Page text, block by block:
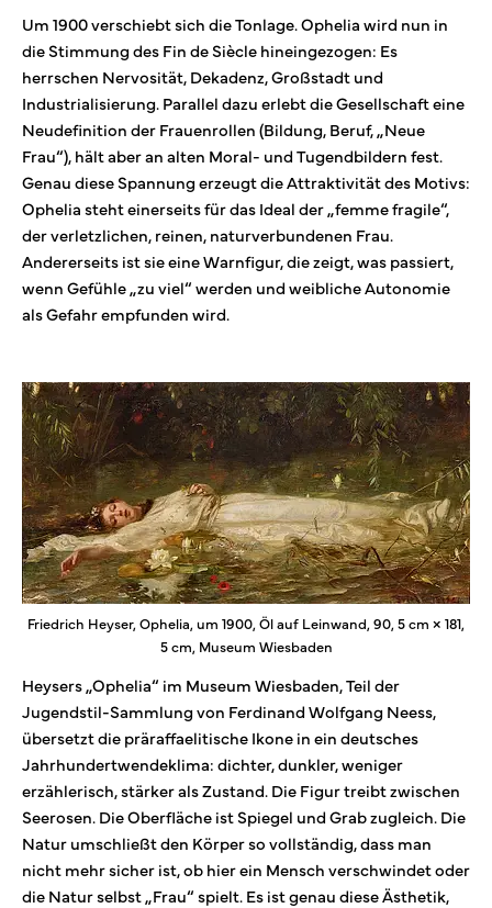
Um 1900 verschiebt sich die Tonlage. Ophelia wird nun in
die Stimmung des Fin de Siècle hineingezogen: Es
herrschen Nervosität, Dekadenz, Großstadt und
Industrialisierung. Parallel dazu erlebt die Gesellschaft eine
Neudefinition der Frauenrollen (Bildung, Beruf, „Neue
Frau“), hält aber an alten Moral- und Tugendbildern fest.
Genau diese Spannung erzeugt die Attraktivität des Motivs:
Ophelia steht einerseits für das Ideal der „femme fragile“,
der verletzlichen, reinen, naturverbundenen Frau.
Andererseits ist sie eine Warnfigur, die zeigt, was passiert,
wenn Gefühle „zu viel“ werden und weibliche Autonomie
als Gefahr empfunden wird.
Friedrich Heyser, Ophelia, um 1900, Öl auf Leinwand, 90, 5 cm × 181,
5 cm, Museum Wiesbaden
Heysers „Ophelia“ im Museum Wiesbaden, Teil der
Jugendstil-Sammlung von Ferdinand Wolfgang Neess,
übersetzt die präraffaelitische Ikone in ein deutsches
Jahrhundertwendeklima: dichter, dunkler, weniger
erzählerisch, stärker als Zustand. Die Figur treibt zwischen
Seerosen. Die Oberfläche ist Spiegel und Grab zugleich. Die
Natur umschließt den Körper so vollständig, dass man
nicht mehr sicher ist, ob hier ein Mensch verschwindet oder
die Natur selbst „Frau“ spielt. Es ist genau diese Ästhetik,